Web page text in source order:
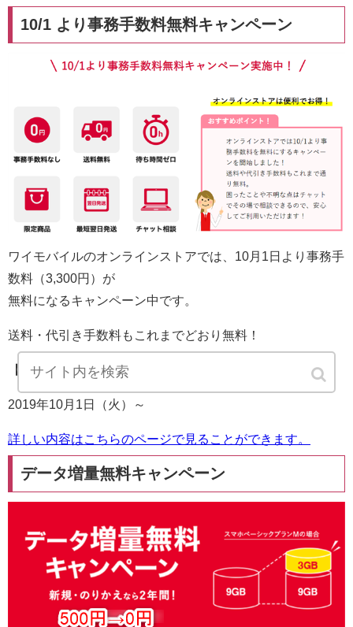
10/1 より事務手数料無料キャンペーン
ワイモバイルのオンラインストアでは、10月1日より事務手
数料（3,300円）が
無料になるキャンペーン中です。
送料・代引き手数料もこれまでどおり無料！
【キャンペーン期間】
2019年10月1日（火）～
詳しい内容はこちらのページで見ることができます。
データ増量無料キャンペーン